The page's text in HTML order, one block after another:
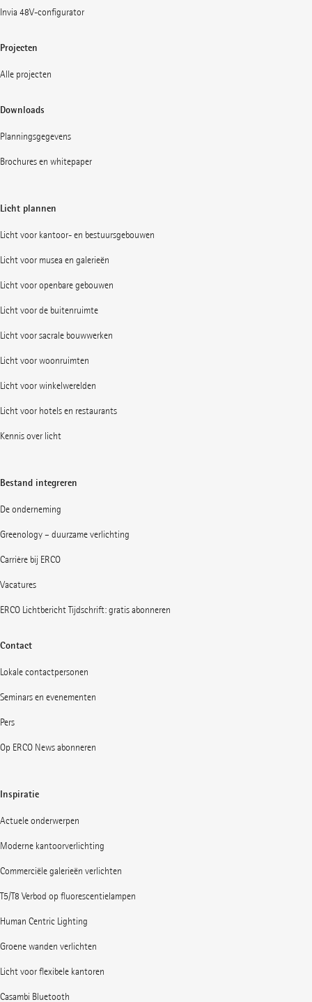
Invia 48V-configurator
Projecten
Alle projecten
Downloads
Planningsgegevens
Brochures en whitepaper
Licht plannen
Licht voor kantoor- en bestuursgebouwen
Licht voor musea en galerieën
Licht voor openbare gebouwen
Licht voor de buitenruimte
Licht voor sacrale bouwwerken
Licht voor woonruimten
Licht voor winkelwerelden
Licht voor hotels en restaurants
Kennis over licht
Bestand integreren
De onderneming
Greenology – duurzame verlichting
Carrière bij ERCO
Vacatures
ERCO Lichtbericht Tijdschrift: gratis abonneren
Contact
Lokale contactpersonen
Seminars en evenementen
Pers
Op ERCO News abonneren
Inspiratie
Actuele onderwerpen
Moderne kantoorverlichting
Commerciële galerieën verlichten
T5/T8 Verbod op fluorescentielampen
Human Centric Lighting
Groene wanden verlichten
Licht voor flexibele kantoren
Casambi Bluetooth